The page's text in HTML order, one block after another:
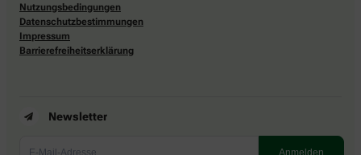
Nutzungsbedingungen
Datenschutzbestimmungen
Impressum
Barrierefreiheitserklärung
Newsletter